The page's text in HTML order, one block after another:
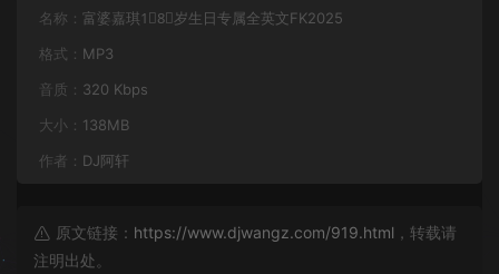
名称： 富婆嘉琪1⃣️8⃣️岁生日专属全英文FK2025
格式： MP3
音质： 320 Kbps
大小： 138MB
作者： DJ阿轩
原文链接： https://www.djwangz.com/919.html ，转载请
注明出处。